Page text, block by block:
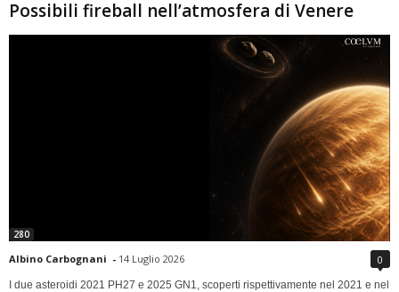
Possibili fireball nell’atmosfera di Venere
280
Albino Carbognani - 14 Luglio 2026 0
I due asteroidi 2021 PH27 e 2025 GN1, scoperti rispettivamente nel 2021 e nel